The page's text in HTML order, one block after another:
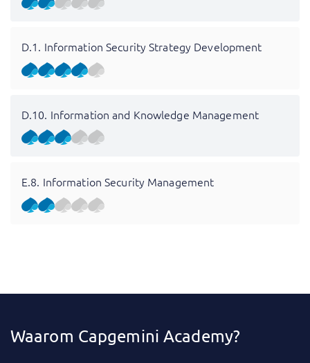
D.1. Information Security Strategy Development
D.10. Information and Knowledge Management
E.8. Information Security Management
Waarom Capgemini Academy?